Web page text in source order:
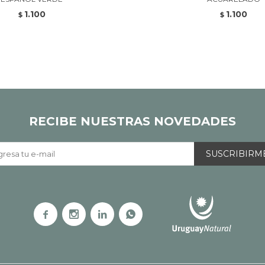
$ 1.100 $ 1.100
RECIBE NUESTRAS NOVEDADES
   